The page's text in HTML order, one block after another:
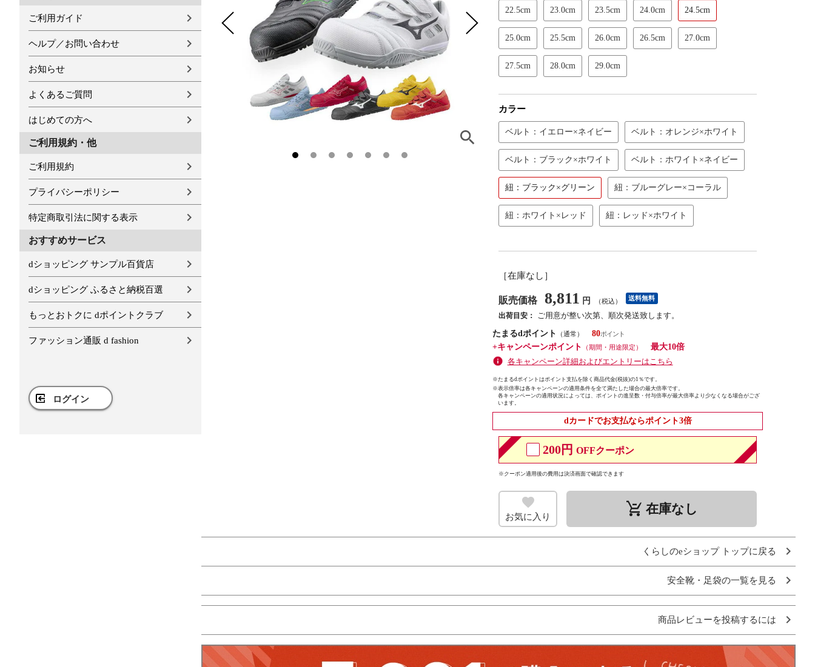
ご利用ガイド
ヘルプ／お問い合わせ
お知らせ
よくあるご質問
はじめての方へ
ご利用規約・他
ご利用規約
プライバシーポリシー
特定商取引法に関する表示
おすすめサービス
dショッピング サンプル百貨店
dショッピング ふるさと納税百選
もっとおトクに dポイントクラブ
ファッション通販 d fashion
ログイン
22.5cm 23.0cm 23.5cm 24.0cm 24.5cm
25.0cm 25.5cm 26.0cm 26.5cm 27.0cm
27.5cm 28.0cm 29.0cm
カラー
ベルト：イエロー×ネイビー ベルト：オレンジ×ホワイト
ベルト：ブラック×ホワイト ベルト：ホワイト×ネイビー
紐：ブラック×グリーン 紐：ブルーグレー×コーラル
紐：ホワイト×レッド 紐：レッド×ホワイト
［在庫なし］
販売価格 8,811 円 （税込） 送料無料
出荷目安：
ご用意が整い次第、順次発送致します。
たまるdポイント
（通常）
80
+キャンペーンポイント
（期間・用途限定）
最大10倍
各キャンペーン詳細およびエントリーはこちら
※たまるdポイントはポイント支払を除く商品代金(税抜)の1％です。
※表示倍率は各キャンペーンの適用条件を全て満たした場合の最大倍率です。
各キャンペーンの適用状況によっては、ポイントの進呈数・付与倍率が最大倍率より少なくなる場合がござ
います。
dカードでお支払ならポイント3倍
200円 OFFクーポン
※クーポン適用後の費用は決済画面で確認できます
お気に入り remove_shopping_cart 在庫なし
くらしのeショップ トップに戻る
安全靴・足袋の一覧を見る
商品レビューを投稿するには